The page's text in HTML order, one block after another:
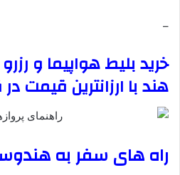
–
خرید بلیط هواپیما و
هند با ارزانترین قیمت در
راه های سفر به